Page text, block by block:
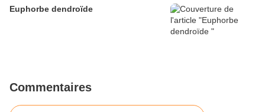
Euphorbe dendroïde
Commentaires